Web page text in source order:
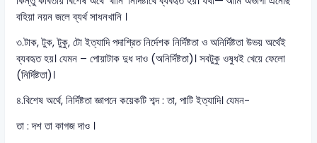
বহিয়া নয়ন জলে ব্যর্থ সাধনখানি ।
৩.টাক, টুক, টুকু, টো ইত্যাদি পদাশ্রিত নির্দেশক নির্দিষ্টতা ও অনির্দিষ্টতা উভয় অর্থেই
ব্যবহৃত হয়। যেমন – পোয়াটাক দুধ দাও (অনির্দিষ্টতা)। সবটুকু ওষুধই খেয়ে ফেলো
(নির্দিষ্টতা)।
৪.বিশেষ অর্থে, নির্দিষ্টতা জ্ঞাপনে কয়েকটি শব্দ : তা, পাটি ইত্যাদি। যেমন-
তা : দশ তা কাগজ দাও ।